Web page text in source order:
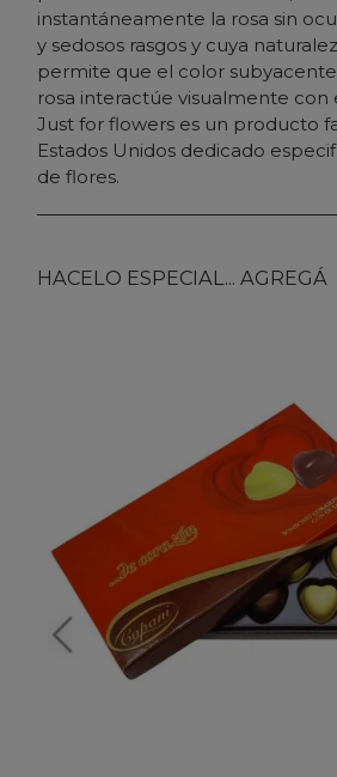
instantáneamente la rosa sin
y sedosos rasgos y cuya
permite que el color
rosa interactúe visualmente con
Just for flowers es un producto
Estados Unidos dedicado
de flores.
HACELO ESPECIAL... AGREGÁ